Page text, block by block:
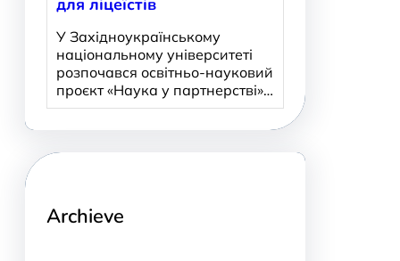
для ліцеїстів
У Західноукраїнському
національному університеті
розпочався освітньо-науковий
проєкт «Наука у партнерстві»…
Archieve